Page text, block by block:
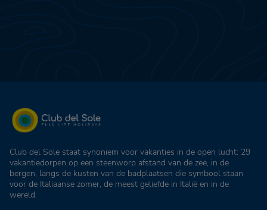
Club del Sole staat synoniem voor vakanties in de open lucht: 29
vakantiedorpen op een steenworp afstand van de zee, in de
bergen, langs de kusten van de badplaatsen die symbool staan
voor de Italiaanse zomer, de meest geliefde in Italië en in de
wereld.